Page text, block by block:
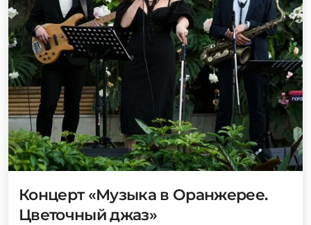
Концерт «Музыка в Оранжерее.
Цветочный джаз»